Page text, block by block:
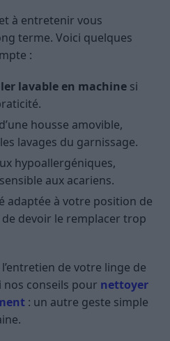
à entretenir vous
terme. Voici quelques
:
lavable en machine si
housse amovible,
lavages du garnissage.
hypoallergéniques,
aux acariens.
adaptée à votre position de
devoir le remplacer trop
de votre linge de
nos conseils pour nettoyer
: un autre geste simple